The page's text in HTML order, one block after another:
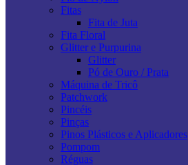
Fitas
Fita de Juta
Fita Floral
Glitter e Purpurina
Glitter
Pó de Ouro / Prata
Máquina de Tricô
Patchwork
Pincéis
Pinças
Pinos Plásticos e Aplicadores
Pompom
Réguas